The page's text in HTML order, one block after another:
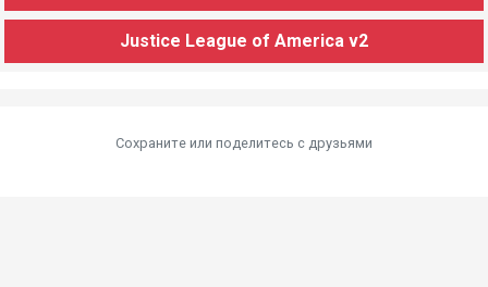
Justice League of America v2
Сохраните или поделитесь c друзьями